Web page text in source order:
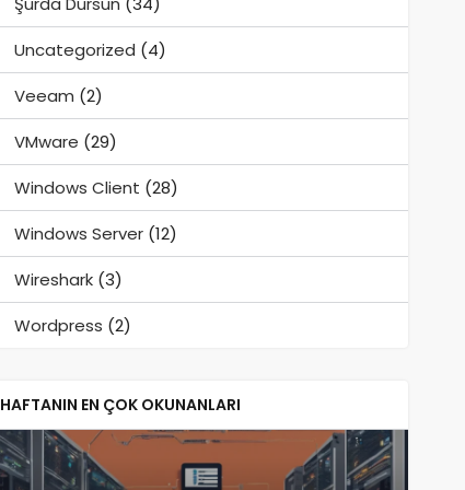
Uncategorized (4)
Veeam (2)
VMware (29)
Windows Client (28)
Windows Server(12)
Wireshark(3)
Wordpress (2)
HAFTANIN EN ÇOK OKUNANLARI